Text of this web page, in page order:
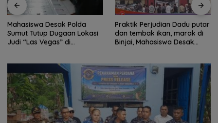
Mahasiswa Desak Polda
Sumut Tutup Dugaan Lokasi
Judi “Las Vegas” di
Praktik Perjudian Dadu putar
dan tembak ikan, marak di
Binjai, Mahasiswa Desak